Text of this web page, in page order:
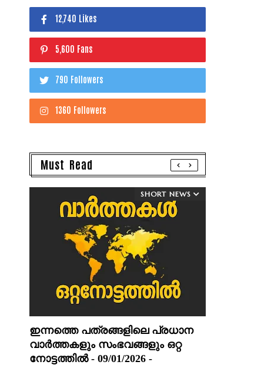
12,740 Likes
5,600 Fans
790 Followers
1360 Followers
Must Read
SHORT NEWS
ഇന്നത്തെ പത്രങ്ങളിലെ പ്രധാന
വാർത്തകളും സംഭവങ്ങളും ഒറ്റ
നോട്ടത്തിൽ - 09/01/2026 -